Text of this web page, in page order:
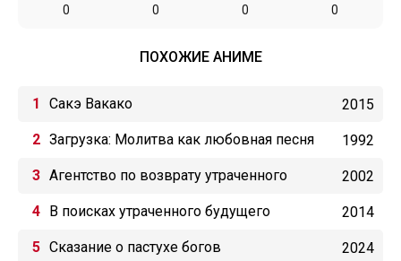
0 0 0 0
ПОХОЖИЕ АНИМЕ
Сакэ Вакако 2015
Загрузка: Молитва как любовная песня 1992
Агентство по возврату утраченного 2002
В поисках утраченного будущего 2014
Сказание о пастухе богов 2024